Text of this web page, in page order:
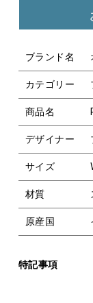
ブランド名
カテゴリー
商品名
デザイナー
サイズ
材質
原産国
特記事項